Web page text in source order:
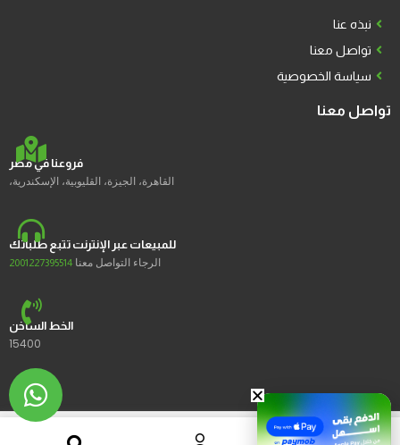
نبذه عنا
تواصل معنا
سياسة الخصوصية
تواصل معنا
فروعنا في مصر
القاهرة، الجيزة، القليوبية، الإسكندرية،
للمبيعات عبر الإنترنت تتبع طلباتك
الرجاء التواصل معنا 2001227395514
الخط الساخن
15400
2023 © Ustores جميع الحقوق محفوظة